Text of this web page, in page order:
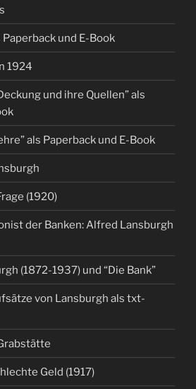
und E-Book
1924
und ihre Quellen” als
als Paperback und E-Book
(1920)
der Banken: Alfred Lansburgh
(1872-1937) und “Die Bank”
von Lansburgh als txt-
Geld (1917)